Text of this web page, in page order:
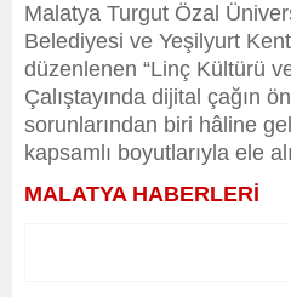
Malatya Turgut Özal
Belediyesi ve Yeşilyurt
düzenlenen “Linç Kültürü
Çalıştayında dijital çağın
sorunlarından biri hâline
kapsamlı boyutlarıyla ele
MALATYA HABERLERİ